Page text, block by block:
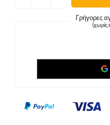
Γρήγορες
(χωρίς